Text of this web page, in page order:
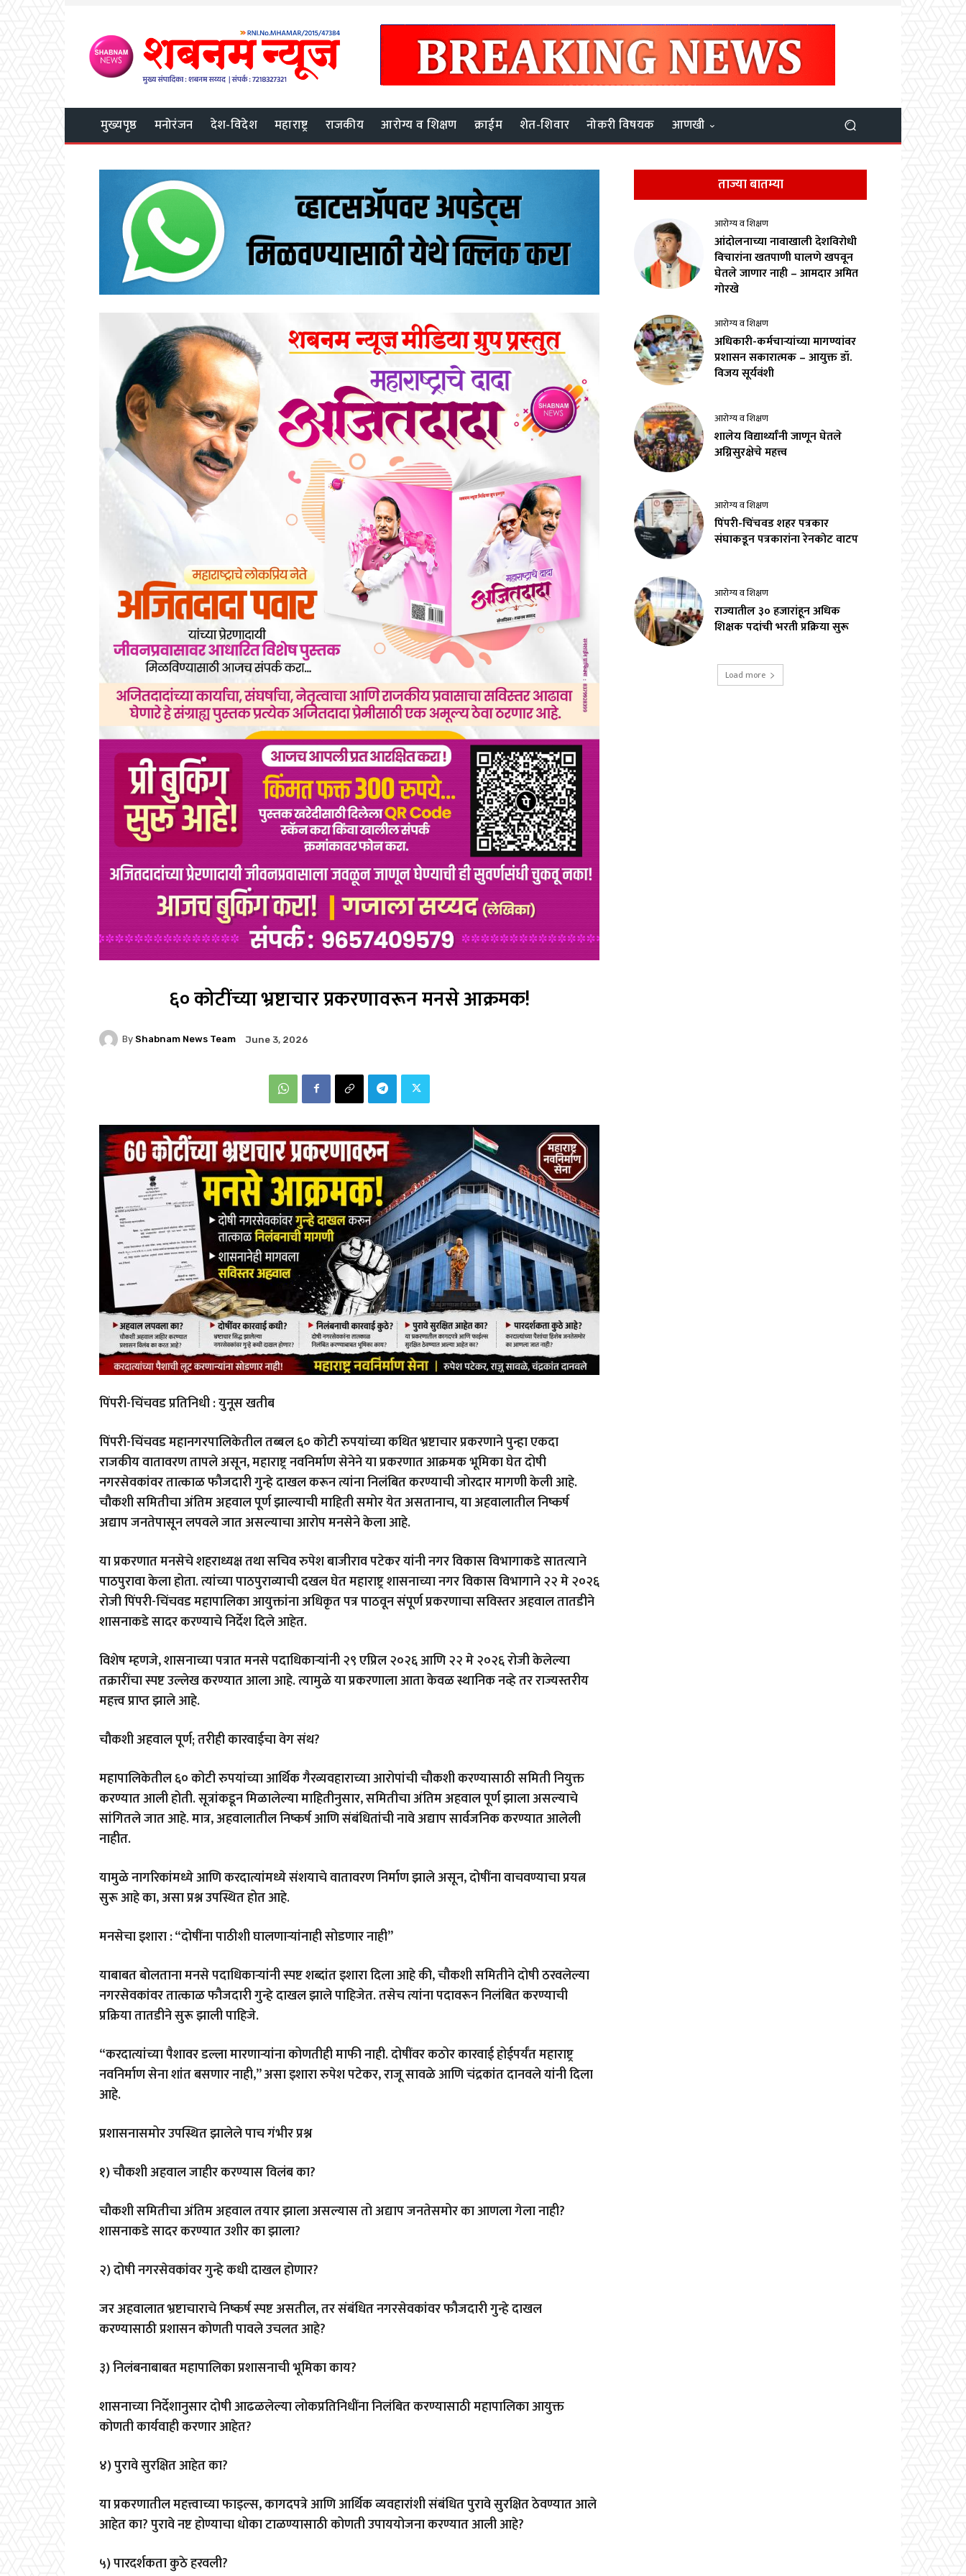
मुख्यपृष्ठ मनोरंजन देश-विदेश महाराष्ट्र राजकीय आरोग्य व शिक्षण क्राईम शेत-शिवार नोकरी विषयक आणखी
६० कोटींच्या भ्रष्टाचार प्रकरणावरून मनसे आक्रमक!
By Shabnam News Team June 3, 2026
पिंपरी-चिंचवड प्रतिनिधी : युनूस खतीब
पिंपरी-चिंचवड महानगरपालिकेतील तब्बल ६० कोटी रुपयांच्या कथित भ्रष्टाचार प्रकरणाने पुन्हा एकदा
राजकीय वातावरण तापले असून, महाराष्ट्र नवनिर्माण सेनेने या प्रकरणात आक्रमक भूमिका घेत दोषी
नगरसेवकांवर तात्काळ फौजदारी गुन्हे दाखल करून त्यांना निलंबित करण्याची जोरदार मागणी केली आहे.
चौकशी समितीचा अंतिम अहवाल पूर्ण झाल्याची माहिती समोर येत असतानाच, या अहवालातील निष्कर्ष
अद्याप जनतेपासून लपवले जात असल्याचा आरोप मनसेने केला आहे.
या प्रकरणात मनसेचे शहराध्यक्ष तथा सचिव रुपेश बाजीराव पटेकर यांनी नगर विकास विभागाकडे सातत्याने
पाठपुरावा केला होता. त्यांच्या पाठपुराव्याची दखल घेत महाराष्ट्र शासनाच्या नगर विकास विभागाने २२ मे २०२६
रोजी पिंपरी-चिंचवड महापालिका आयुक्तांना अधिकृत पत्र पाठवून संपूर्ण प्रकरणाचा सविस्तर अहवाल तातडीने
शासनाकडे सादर करण्याचे निर्देश दिले आहेत.
विशेष म्हणजे, शासनाच्या पत्रात मनसे पदाधिकाऱ्यांनी २९ एप्रिल २०२६ आणि २२ मे २०२६ रोजी केलेल्या
तक्रारींचा स्पष्ट उल्लेख करण्यात आला आहे. त्यामुळे या प्रकरणाला आता केवळ स्थानिक नव्हे तर राज्यस्तरीय
महत्त्व प्राप्त झाले आहे.
चौकशी अहवाल पूर्ण; तरीही कारवाईचा वेग संथ?
महापालिकेतील ६० कोटी रुपयांच्या आर्थिक गैरव्यवहाराच्या आरोपांची चौकशी करण्यासाठी समिती नियुक्त
करण्यात आली होती. सूत्रांकडून मिळालेल्या माहितीनुसार, समितीचा अंतिम अहवाल पूर्ण झाला असल्याचे
सांगितले जात आहे. मात्र, अहवालातील निष्कर्ष आणि संबंधितांची नावे अद्याप सार्वजनिक करण्यात आलेली
नाहीत.
यामुळे नागरिकांमध्ये आणि करदात्यांमध्ये संशयाचे वातावरण निर्माण झाले असून, दोषींना वाचवण्याचा प्रयत्न
सुरू आहे का, असा प्रश्न उपस्थित होत आहे.
मनसेचा इशारा : “दोषींना पाठीशी घालणाऱ्यांनाही सोडणार नाही”
याबाबत बोलताना मनसे पदाधिकाऱ्यांनी स्पष्ट शब्दांत इशारा दिला आहे की, चौकशी समितीने दोषी ठरवलेल्या
नगरसेवकांवर तात्काळ फौजदारी गुन्हे दाखल झाले पाहिजेत. तसेच त्यांना पदावरून निलंबित करण्याची
प्रक्रिया तातडीने सुरू झाली पाहिजे.
“करदात्यांच्या पैशावर डल्ला मारणाऱ्यांना कोणतीही माफी नाही. दोषींवर कठोर कारवाई होईपर्यंत महाराष्ट्र
नवनिर्माण सेना शांत बसणार नाही,” असा इशारा रुपेश पटेकर, राजू सावळे आणि चंद्रकांत दानवले यांनी दिला
आहे.
प्रशासनासमोर उपस्थित झालेले पाच गंभीर प्रश्न
१) चौकशी अहवाल जाहीर करण्यास विलंब का?
चौकशी समितीचा अंतिम अहवाल तयार झाला असल्यास तो अद्याप जनतेसमोर का आणला गेला नाही?
शासनाकडे सादर करण्यात उशीर का झाला?
२) दोषी नगरसेवकांवर गुन्हे कधी दाखल होणार?
जर अहवालात भ्रष्टाचाराचे निष्कर्ष स्पष्ट असतील, तर संबंधित नगरसेवकांवर फौजदारी गुन्हे दाखल
करण्यासाठी प्रशासन कोणती पावले उचलत आहे?
३) निलंबनाबाबत महापालिका प्रशासनाची भूमिका काय?
शासनाच्या निर्देशानुसार दोषी आढळलेल्या लोकप्रतिनिधींना निलंबित करण्यासाठी महापालिका आयुक्त
कोणती कार्यवाही करणार आहेत?
४) पुरावे सुरक्षित आहेत का?
या प्रकरणातील महत्त्वाच्या फाइल्स, कागदपत्रे आणि आर्थिक व्यवहारांशी संबंधित पुरावे सुरक्षित ठेवण्यात आले
आहेत का? पुरावे नष्ट होण्याचा धोका टाळण्यासाठी कोणती उपाययोजना करण्यात आली आहे?
५) पारदर्शकता कुठे हरवली?
ताज्या बातम्या
आरोग्य व शिक्षण
आंदोलनाच्या नावाखाली देशविरोधी
विचारांना खतपाणी घालणे खपवून
घेतले जाणार नाही – आमदार अमित
गोरखे
आरोग्य व शिक्षण
अधिकारी-कर्मचाऱ्यांच्या मागण्यांवर
प्रशासन सकारात्मक – आयुक्त डॉ.
विजय सूर्यवंशी
आरोग्य व शिक्षण
शालेय विद्यार्थ्यांनी जाणून घेतले
अग्निसुरक्षेचे महत्त्व
आरोग्य व शिक्षण
पिंपरी-चिंचवड शहर पत्रकार
संघाकडून पत्रकारांना रेनकोट वाटप
आरोग्य व शिक्षण
राज्यातील ३० हजारांहून अधिक
शिक्षक पदांची भरती प्रक्रिया सुरू
Load more